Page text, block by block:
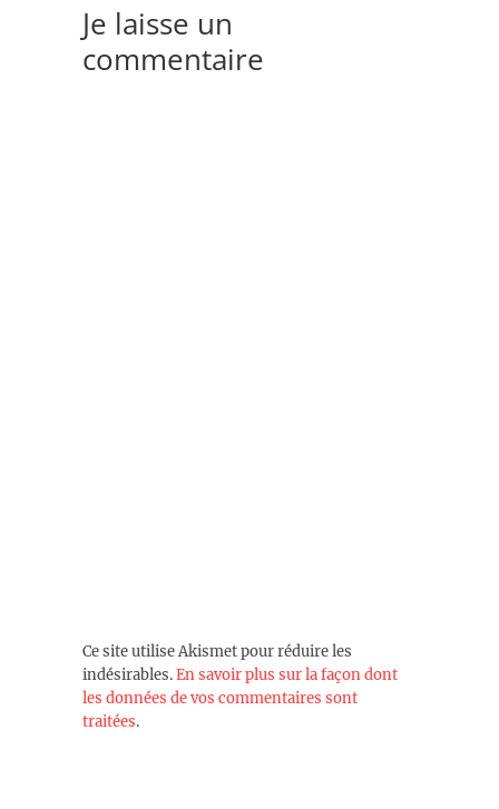
Je laisse un
commentaire
Ce site utilise Akismet pour réduire les
indésirables.En savoir plus sur la façon dont
les données de vos commentaires sont
traitées.